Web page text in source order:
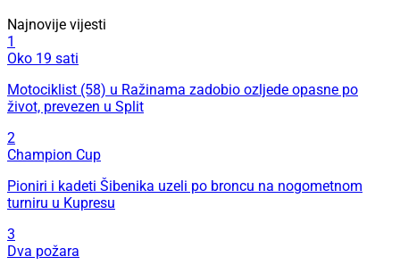
Najnovije vijesti
1
Oko 19 sati
Motociklist (58) u Ražinama zadobio ozljede opasne po
život, prevezen u Split
2
Champion Cup
Pioniri i kadeti Šibenika uzeli po broncu na nogometnom
turniru u Kupresu
3
Dva požara